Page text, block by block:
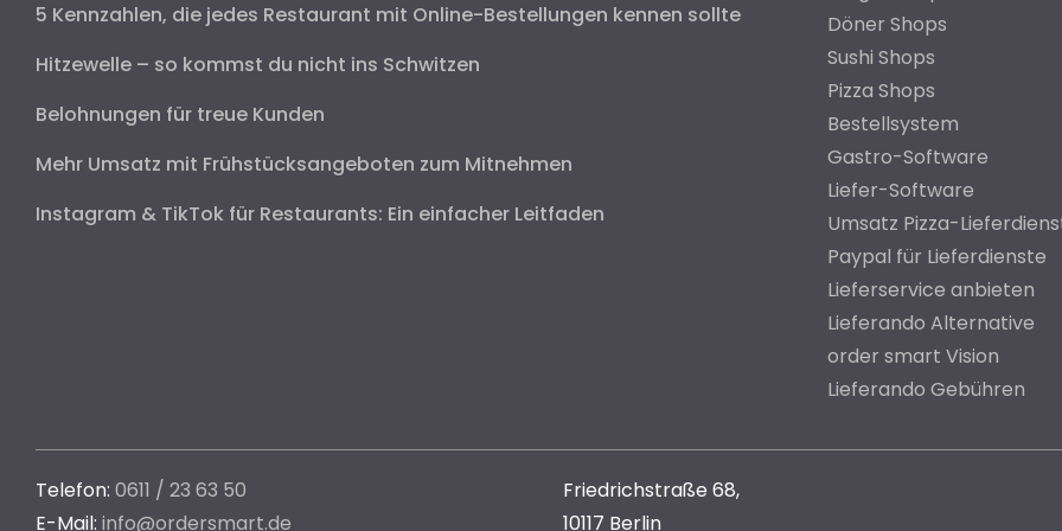
5 Kennzahlen, die jedes Restaurant mit Online-Bestellungen kennen sollte
Hitzewelle – so kommst du nicht ins Schwitzen
Belohnungen für treue Kunden
Mehr Umsatz mit Frühstücksangeboten zum Mitnehmen
Instagram & TikTok für Restaurants: Ein einfacher Leitfaden
Döner Shops
Sushi Shops
Pizza Shops
Bestellsystem
Gastro-Software
Liefer-Software
Umsatz Pizza-
Paypal für Lieferdienste
Lieferservice anbieten
Lieferando Alternative
order smart Vision
Lieferando Gebühren
Telefon: 0611 / 23 63 50
E-Mail: info@ordersmart.de
Friedrichstraße 68,
10117 Berlin